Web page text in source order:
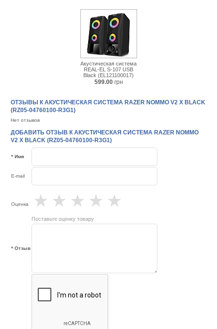
Акустическая система
REAL-EL S-107 USB
Black (EL121100017)
599.00 грн
ОТЗЫВЫ К АКУСТИЧЕСКАЯ СИСТЕМА RAZER NOMMO V2 X BLACK
(RZ05-04760100-R3G1)
Нет отзывов
ДОБАВИТЬ ОТЗЫВ К АКУСТИЧЕСКАЯ СИСТЕМА RAZER NOMMO
V2 X BLACK (RZ05-04760100-R3G1)
* Имя
E-mail
Оценка ★
★
★
★
★
Поставьте оценку товару
* Отзыв